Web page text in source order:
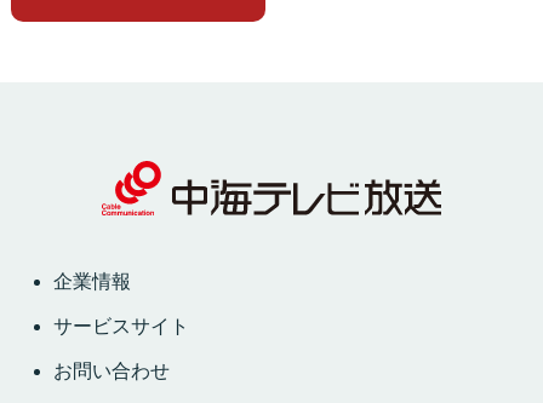
企業情報
サービスサイト
お問い合わせ